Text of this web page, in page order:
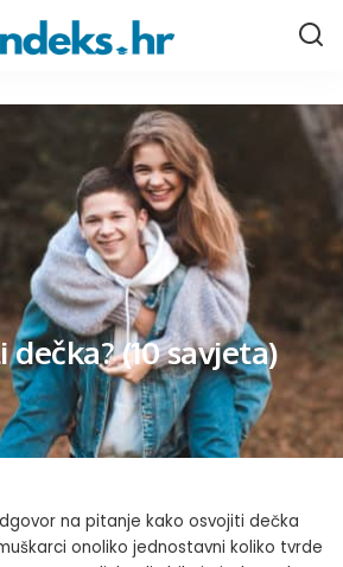
(10 savjeta)
na pitanje kako osvojiti dečka
onoliko jednostavni koliko tvrde